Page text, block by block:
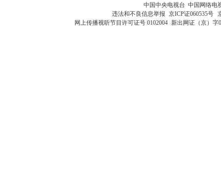
中国中央电视台 中国网络电
违法和不良信息举报 京ICP证060535号
网上传播视听节目许可证号 0102004 新出网证（京）